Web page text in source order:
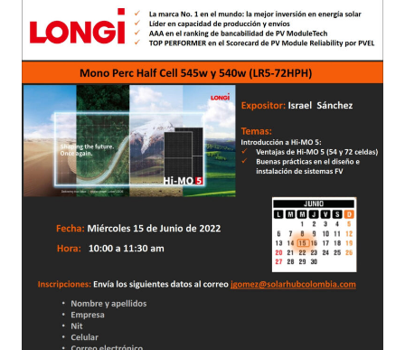
SAS
Y
LONGI.-
ACOSOL.
15
junio
2022.